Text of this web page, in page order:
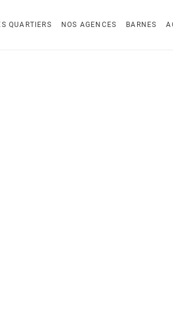
QUARTIERS NOS AGENCES BARNES